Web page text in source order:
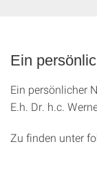
Ein
Ein persönlicher
E.h. Dr. h.c.
Zu finden unter